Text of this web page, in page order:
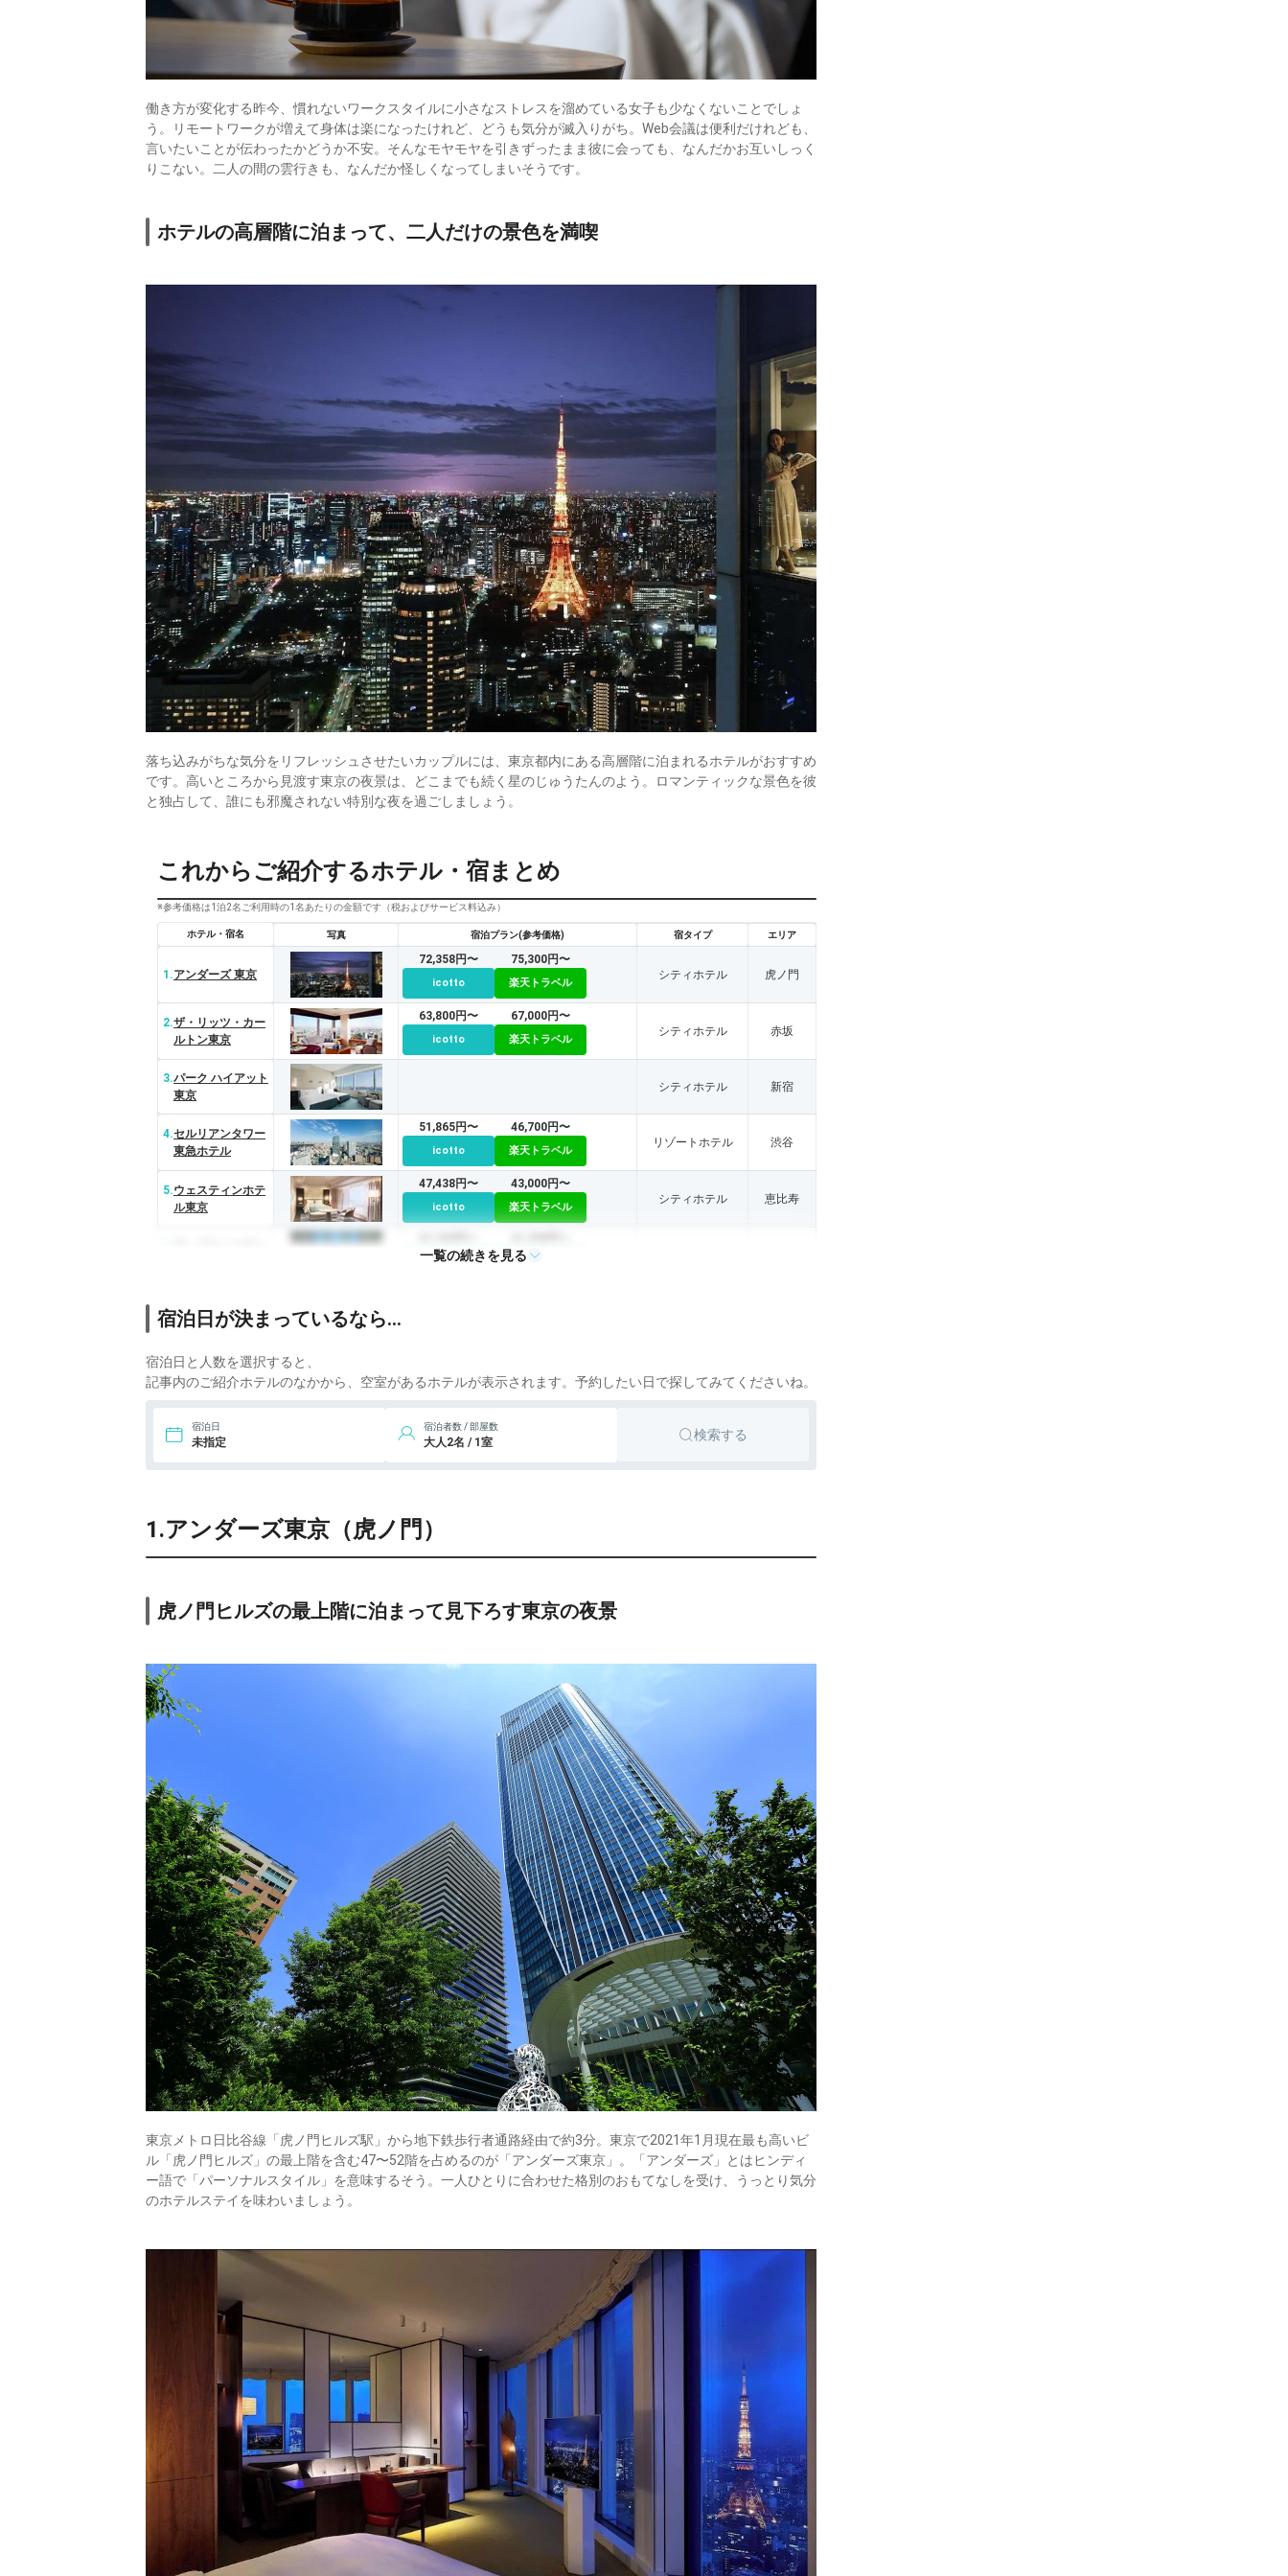
働き方が変化する昨今、慣れないワークスタイルに小さなストレスを溜めている女子も少なくないことでしょ
う。リモートワークが増えて身体は楽になったけれど、どうも気分が滅入りがち。Web会議は便利だけれども、
言いたいことが伝わったかどうか不安。そんなモヤモヤを引きずったまま彼に会っても、なんだかお互いしっく
りこない。二人の間の雲行きも、なんだか怪しくなってしまいそうです。
ホテルの高層階に泊まって、二人だけの景色を満喫
落ち込みがちな気分をリフレッシュさせたいカップルには、東京都内にある高層階に泊まれるホテルがおすすめ
です。高いところから見渡す東京の夜景は、どこまでも続く星のじゅうたんのよう。ロマンティックな景色を彼
と独占して、誰にも邪魔されない特別な夜を過ごしましょう。
これからご紹介するホテル・宿まとめ
※参考価格は1泊2名ご利用時の1名あたりの金額です（税およびサービス料込み）
ホテル・宿名 写真 宿泊プラン(参考価格) 宿タイプ エリア
1.アンダーズ 東京
72,358円〜
icotto
75,300円〜
楽天トラベル
シティホテル 虎ノ門
2.ザ・リッツ・カー
ルトン東京
63,800円〜
icotto
67,000円〜
楽天トラベル
シティホテル 赤坂
3.パーク ハイアット
東京
シティホテル 新宿
4.セルリアンタワー
東急ホテル
51,865円〜
icotto
46,700円〜
楽天トラベル
リゾートホテル 渋谷
5.ウェスティンホテ
ル東京
47,438円〜
icotto
43,000円〜
楽天トラベル
シティホテル 恵比寿
icotto 楽天トラベル
ル東京インターコ
8. フォーシーズンズ
ホテル東京大手町
icotto
東京
102,665円〜
icotto
98,700円〜
シティホテル
一覧の続きを見る
宿泊日が決まっているなら…
宿泊日と人数を選択すると、
記事内のご紹介ホテルのなかから、空室があるホテルが表示されます。予約したい日で探してみてくださいね。
宿泊日
未指定
宿泊者数 / 部屋数
大人2名 / 1室 検索する
1.アンダーズ東京（虎ノ門）
虎ノ門ヒルズの最上階に泊まって見下ろす東京の夜景
東京メトロ日比谷線「虎ノ門ヒルズ駅」から地下鉄歩行者通路経由で約3分。東京で2021年1月現在最も高いビ
ル「虎ノ門ヒルズ」の最上階を含む47〜52階を占めるのが「アンダーズ東京」。「アンダーズ」とはヒンディ
ー語で「パーソナルスタイル」を意味するそう。一人ひとりに合わせた格別のおもてなしを受け、うっとり気分
のホテルステイを味わいましょう。